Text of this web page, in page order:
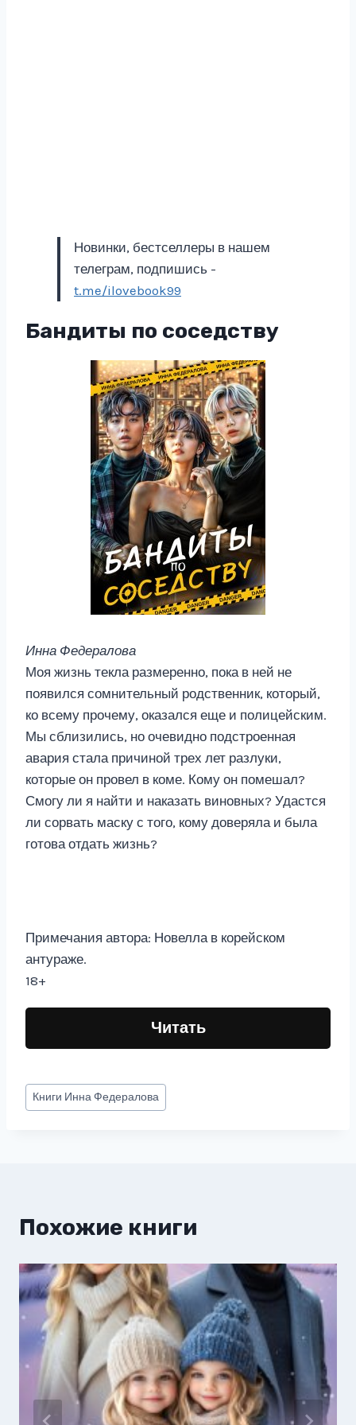
Новинки, бестселлеры в нашем
телеграм, подпишись -
t.me/ilovebook99
Бандиты по соседству
Инна Федералова
Моя жизнь текла размеренно, пока в ней не
появился сомнительный родственник, который,
ко всему прочему, оказался еще и полицейским.
Мы сблизились, но очевидно подстроенная
авария стала причиной трех лет разлуки,
которые он провел в коме. Кому он помешал?
Смогу ли я найти и наказать виновных? Удастся
ли сорвать маску с того, кому доверяла и была
готова отдать жизнь?
Примечания автора: Новелла в корейском
антураже.
18+
Читать
Метки
записи:
Книги Инна Федералова
Похожие книги